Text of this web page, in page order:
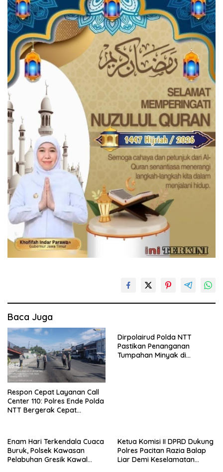
Baca Juga
Respon Cepat Layanan Call
Center 110: Polres Ende Polda
NTT Bergerak Cepat
Dirpolairud Polda NTT
Pastikan Penanganan
Tumpahan Minyak di
Enam Hari Terkendala Cuaca
Buruk, Polsek Kawasan
Pelabuhan Gresik Kawal
Ketua Komisi II DPRD Dukung
Polres Pacitan Razia Balap
Liar Demi Keselamatan